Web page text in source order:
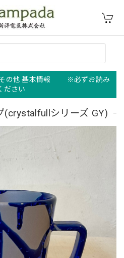
その他 基本情報 ※必ずお読み
ださい
(crystalfullシリーズ GY)